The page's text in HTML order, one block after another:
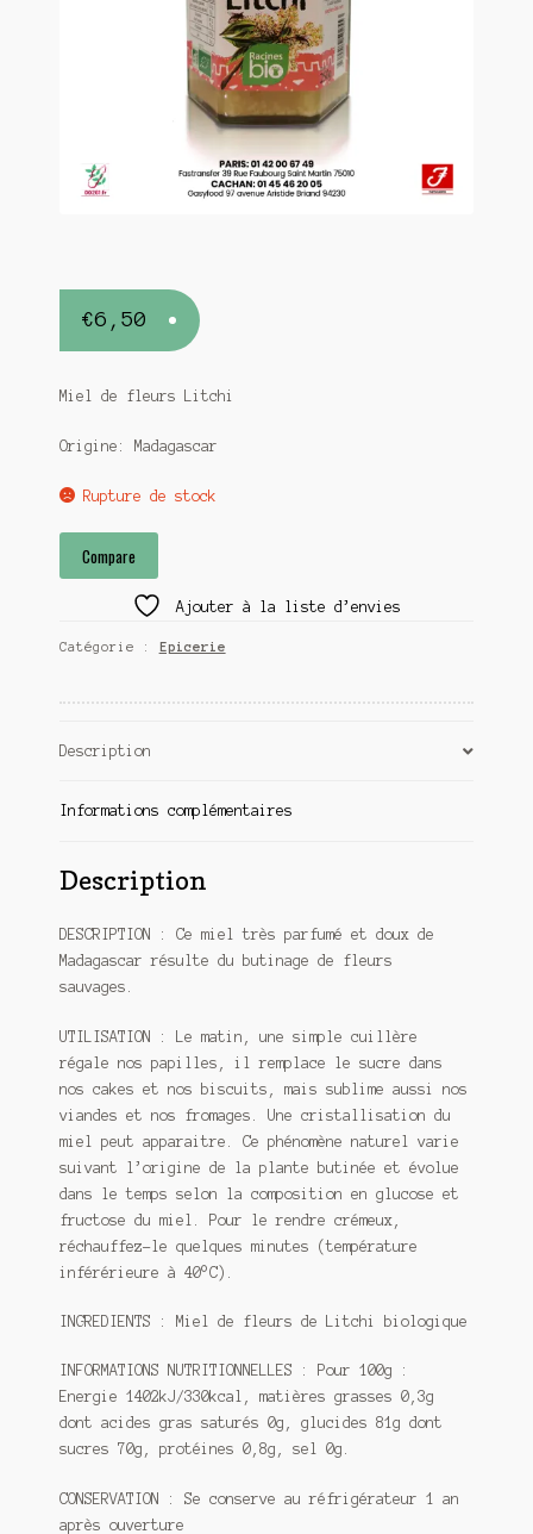
€6,50
Miel de fleurs Litchi
Origine: Madagascar
Rupture de stock
Compare
Ajouter à la liste d’envies
Catégorie : Epicerie
Description
Informations complémentaires
Description
DESCRIPTION : Ce miel très parfumé et doux de
Madagascar résulte du butinage de fleurs
sauvages.
UTILISATION : Le matin, une simple cuillère
régale nos papilles, il remplace le sucre dans
nos cakes et nos biscuits, mais sublime aussi nos
viandes et nos fromages. Une cristallisation du
miel peut apparaitre. Ce phénomène naturel varie
suivant l’origine de la plante butinée et évolue
dans le temps selon la composition en glucose et
fructose du miel. Pour le rendre crémeux,
réchauffez-le quelques minutes (température
inférérieure à 40°C).
INGREDIENTS : Miel de fleurs de Litchi biologique
INFORMATIONS NUTRITIONNELLES : Pour 100g :
Energie 1402kJ/330kcal, matières grasses 0,3g
dont acides gras saturés 0g, glucides 81g dont
sucres 70g, protéines 0,8g, sel 0g.
CONSERVATION : Se conserve au réfrigérateur 1 an
après ouverture